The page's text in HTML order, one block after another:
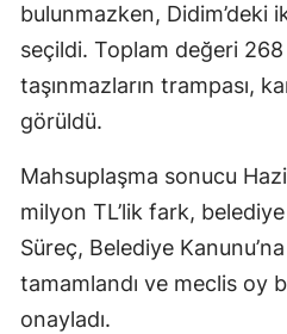
bulunmazken, Didim’deki
seçildi. Toplam değeri 268
taşınmazların trampası,
görüldü.
Mahsuplaşma sonucu
milyon TL’lik fark,
Süreç, Belediye
tamamlandı ve meclis oy
onayladı.